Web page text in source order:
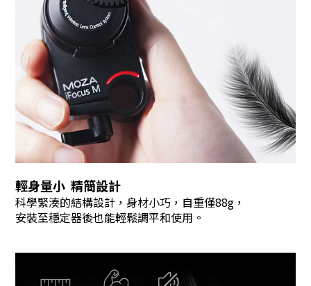
輕身量小 精簡設計
科學緊湊的結構設計，身材小巧，自重僅88g，
安裝至穩定器後也能輕鬆調平和使用。